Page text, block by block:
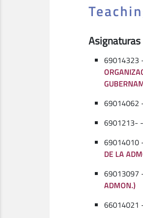
Asignaturas
69014323
69014062
6901213- -
69014010
DE LA
69013097
ADMON.)
66014021